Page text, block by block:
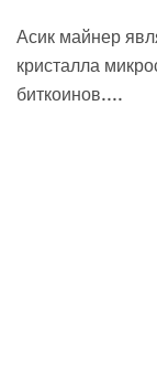
Асик майнер является по своей сути тонкой пластинкой
кристалла
биткоинов....